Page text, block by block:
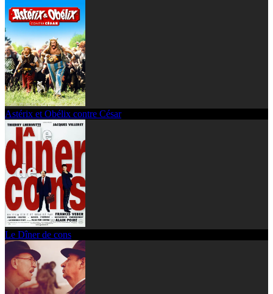
Astérix et Obélix contre César
Le Dîner de cons